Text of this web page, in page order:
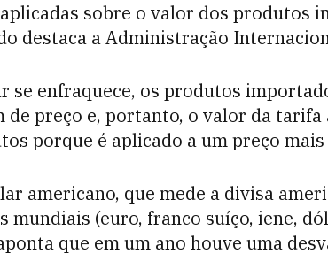
sobre o valor dos produtos
destaca a Administração
se enfraquece, os produtos
de preço e, portanto, o valor da tarifa
porque é aplicado a um preço
americano, que mede a divisa
mundiais (euro, franco suíço, iene,
que em um ano houve uma